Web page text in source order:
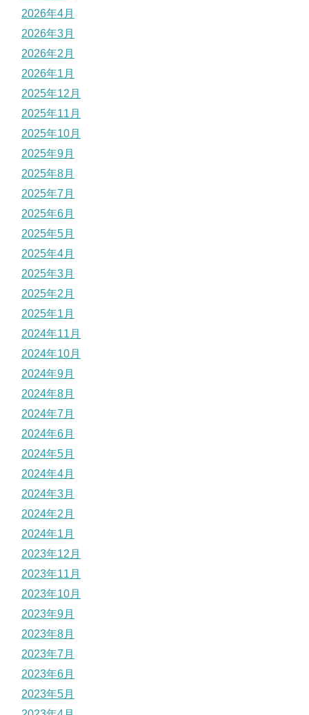
2026年4月
2026年3月
2026年2月
2026年1月
2025年12月
2025年11月
2025年10月
2025年9月
2025年8月
2025年7月
2025年6月
2025年5月
2025年4月
2025年3月
2025年2月
2025年1月
2024年11月
2024年10月
2024年9月
2024年8月
2024年7月
2024年6月
2024年5月
2024年4月
2024年3月
2024年2月
2024年1月
2023年12月
2023年11月
2023年10月
2023年9月
2023年8月
2023年7月
2023年6月
2023年5月